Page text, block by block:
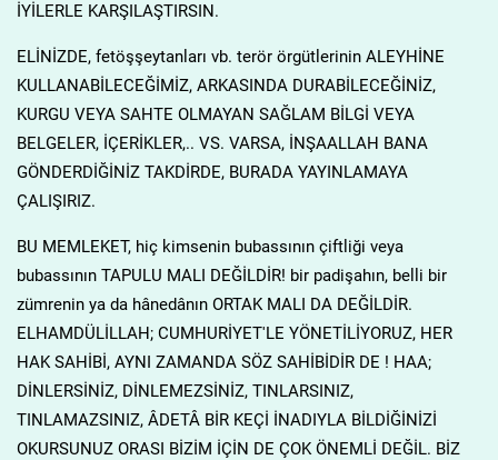
İYİLERLE KARŞILAŞTIRSIN.
ELİNİZDE, fetöşşeytanları vb. terör örgütlerinin ALEYHİNE
KULLANABİLECEĞİMİZ, ARKASINDA DURABİLECEĞİNİZ,
KURGU VEYA SAHTE OLMAYAN SAĞLAM BİLGİ VEYA
BELGELER, İÇERİKLER,.. VS. VARSA, İNŞAALLAH BANA
GÖNDERDİĞİNİZ TAKDİRDE, BURADA YAYINLAMAYA
ÇALIŞIRIZ.
BU MEMLEKET, hiç kimsenin bubassının çiftliği veya
bubassının TAPULU MALI DEĞİLDİR! bir padişahın, belli bir
zümrenin ya da hânedânın ORTAK MALI DA DEĞİLDİR.
ELHAMDÜLİLLAH; CUMHURİYET'LE YÖNETİLİYORUZ, HER
HAK SAHİBİ, AYNI ZAMANDA SÖZ SAHİBİDİR DE ! HAA;
DİNLERSİNİZ, DİNLEMEZSİNİZ, TINLARSINIZ,
TINLAMAZSINIZ, ÂDETÂ BİR KEÇİ İNADIYLA BİLDİĞİNİZİ
OKURSUNUZ ORASI BİZİM İÇİN DE ÇOK ÖNEMLİ DEĞİL. BİZ